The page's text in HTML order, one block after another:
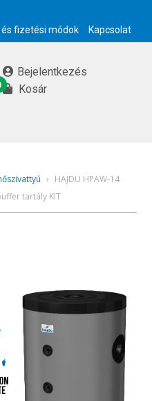
fizetési módok Kapcsolat
Bejelentkezés
Kosár
› HAJDU HPAW-14
tartály KIT